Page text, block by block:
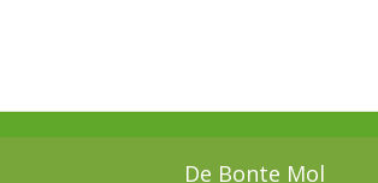
De Bonte Mol